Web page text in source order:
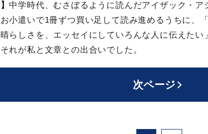
中学時代、むさぼるように読んだアイザック・
小遣いで1冊ずつ買い足して読み進めるうちに、
らしさを、エッセイにしていろんな人に伝えたい
れが私と文章との出合いでした。
次ページ